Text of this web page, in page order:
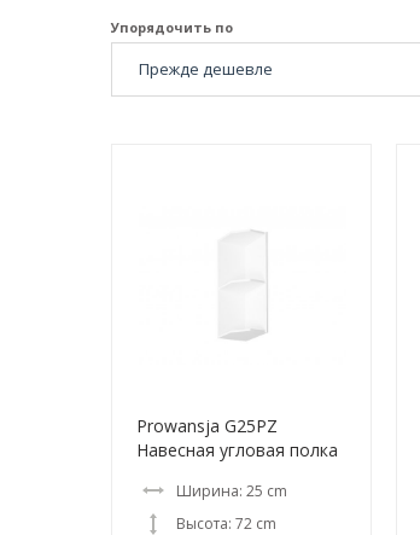
Упорядочить по
Prowansja G25PZ
Навесная угловая полка
Ширина: 25 cm
Высота: 72 cm